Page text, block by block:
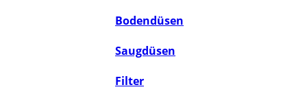
Bodendüsen
Saugdüsen
Filter